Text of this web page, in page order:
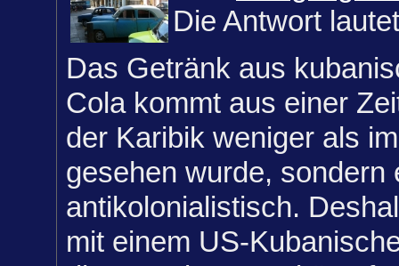
Die Antwort
Das Getränk aus
Cola kommt aus einer
der Karibik weniger als
gesehen wurde, sondern
antikolonialistisch.
mit einem US-